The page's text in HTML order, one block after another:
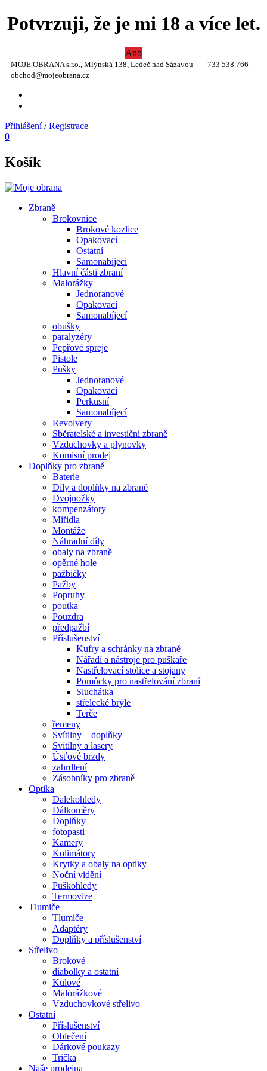
Potvrzuji, že je mi 18 a více let.
Ano
MOJE OBRANA s.r.o., Mlýnská 138, Ledeč nad Sázavou
733 538 766
obchod@mojeobrana.cz
Přihlášení / Registrace
0
Košík
Zbraně
Brokovnice
Brokové kozlice
Opakovací
Ostatní
Samonabíjecí
Hlavní části zbraní
Malorážky
Jednoranové
Opakovací
Samonabíjecí
obušky
paralyzéry
Pepřové spreje
Pistole
Pušky
Jednoranové
Opakovací
Perkusní
Samonabíjecí
Revolvery
Sběratelské a investiční zbraně
Vzduchovky a plynovky
Komisní prodej
Doplňky pro zbraně
Baterie
Díly a doplňky na zbraně
Dvojnožky
kompenzátory
Miřidla
Montáže
Náhradní díly
obaly na zbraně
opěrné hole
pažbičky
Pažby
Popruhy
poutka
Pouzdra
předpažbí
Příslušenství
Kufry a schránky na zbraně
Nářadí a nástroje pro puškaře
Nastřelovací stolice a stojany
Pomůcky pro nastřelování zbraní
Sluchátka
střelecké brýle
Terče
řemeny
Svítilny – doplňky
Svítilny a lasery
Úsťové brzdy
zahrdlení
Zásobníky pro zbraně
Optika
Dalekohledy
Dálkoměry
Doplňky
fotopasti
Kamery
Kolimátory
Krytky a obaly na optiky
Noční vidění
Puškohledy
Termovize
Tlumiče
Tlumiče
Adaptéry
Doplňky a příslušenství
Střelivo
Brokové
diabolky a ostatní
Kulové
Malorážkové
Vzduchovkové střelivo
Ostatní
Příslušenství
Oblečení
Dárkové poukazy
Trička
Naše prodejna